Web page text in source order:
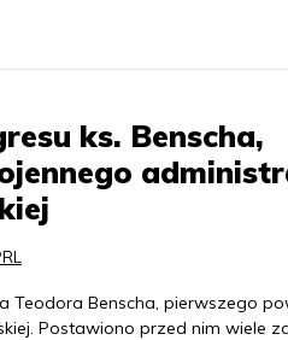
ks. Benscha,
Teodora Benscha, pierwszego
Postawiono przed nim wiele